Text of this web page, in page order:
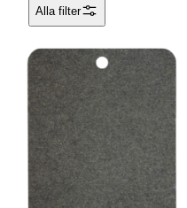
Huvudbonader
Byxor & Shorts
Fiskeställ
Underkläder &
Underställ
Accessoarer
Alla filter